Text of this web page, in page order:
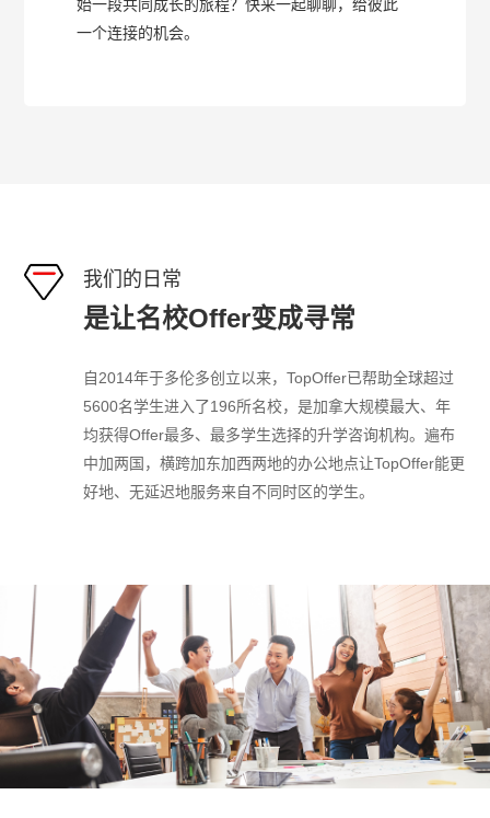
始⼀段共同成⻓的旅程？快来⼀起聊聊，给彼此
⼀个连接的机会。
我们的日常
是让名校Offer变成寻常
⾃2014年于多伦多创⽴以来，TopOffer已帮助全球超过
5600名学⽣进⼊了196所名校，是加拿⼤规模最⼤、年
均获得Offer最多、最多学⽣选择的升学咨询机构。遍布
中加两国，横跨加东加⻄两地的办公地点让TopOffer能更
好地、⽆延迟地服务来⾃不同时区的学⽣。